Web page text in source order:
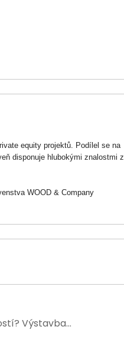
equity projektů. Podílel se na
disponuje hlubokými znalostmi z
WOOD & Company
Výstavba...